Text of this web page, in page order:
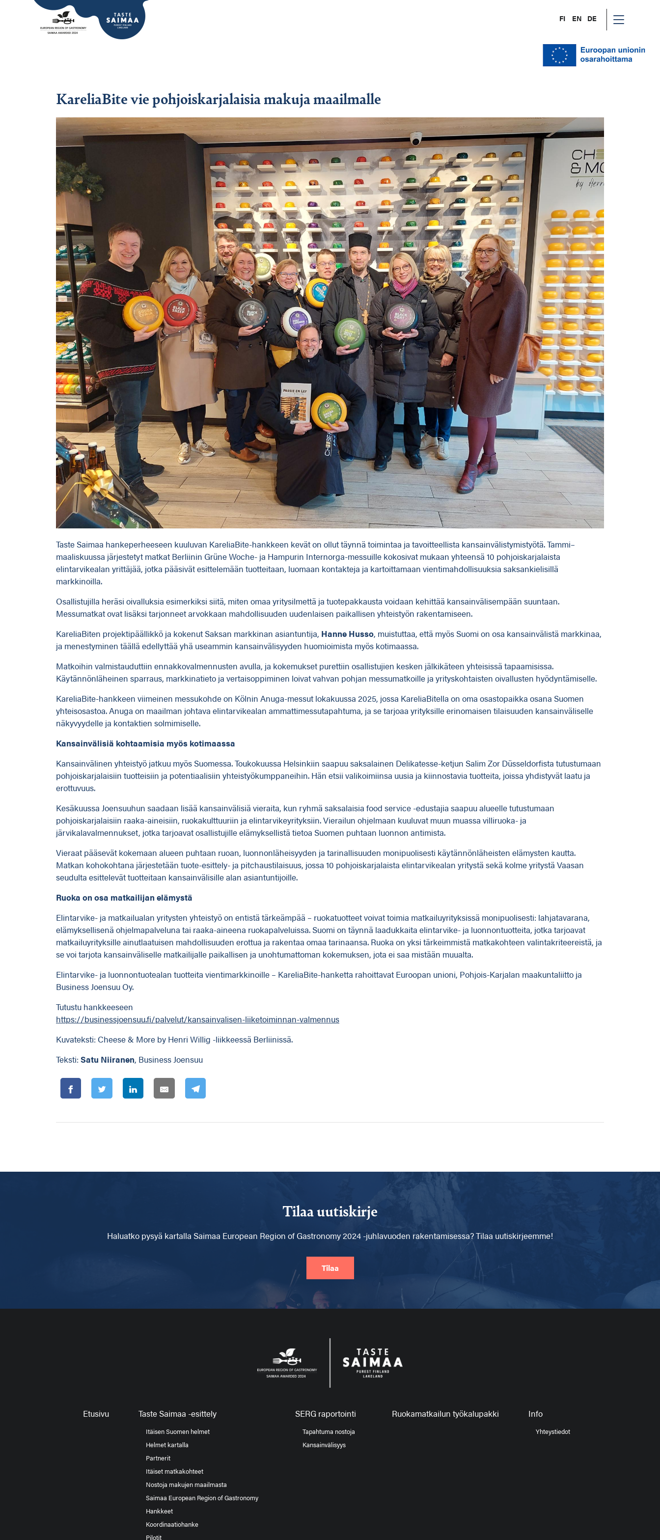
FI EN DE
KareliaBite vie pohjoiskarjalaisia makuja maailmalle
Taste Saimaa hankeperheeseen kuuluvan KareliaBite-hankkeen kevät on ollut täynnä toimintaa ja tavoitteellista kansainvälistymistyötä. Tammi–
maaliskuussa järjestetyt matkat Berliinin Grüne Woche- ja Hampurin Internorga-messuille kokosivat mukaan yhteensä 10 pohjoiskarjalaista
elintarvikealan yrittäjää, jotka pääsivät esittelemään tuotteitaan, luomaan kontakteja ja kartoittamaan vientimahdollisuuksia saksankielisillä
markkinoilla.
Osallistujilla heräsi oivalluksia esimerkiksi siitä, miten omaa yritysilmettä ja tuotepakkausta voidaan kehittää kansainvälisempään suuntaan.
Messumatkat ovat lisäksi tarjonneet arvokkaan mahdollisuuden uudenlaisen paikallisen yhteistyön rakentamiseen.
KareliaBiten projektipäällikkö ja kokenut Saksan markkinan asiantuntija, Hanne Husso, muistuttaa, että myös Suomi on osa kansainvälistä markkinaa,
ja menestyminen täällä edellyttää yhä useammin kansainvälisyyden huomioimista myös kotimaassa.
Matkoihin valmistauduttiin ennakkovalmennusten avulla, ja kokemukset purettiin osallistujien kesken jälkikäteen yhteisissä tapaamisissa.
Käytännönläheinen sparraus, markkinatieto ja vertaisoppiminen loivat vahvan pohjan messumatkoille ja yrityskohtaisten oivallusten hyödyntämiselle.
KareliaBite-hankkeen viimeinen messukohde on Kölnin Anuga-messut lokakuussa 2025, jossa KareliaBitella on oma osastopaikka osana Suomen
yhteisosastoa. Anuga on maailman johtava elintarvikealan ammattimessutapahtuma, ja se tarjoaa yrityksille erinomaisen tilaisuuden kansainväliselle
näkyvyydelle ja kontaktien solmimiselle.
Kansainvälisiä kohtaamisia myös kotimaassa
Kansainvälinen yhteistyö jatkuu myös Suomessa. Toukokuussa Helsinkiin saapuu saksalainen Delikatesse-ketjun Salim Zor Düsseldorfista tutustumaan
pohjoiskarjalaisiin tuotteisiin ja potentiaalisiin yhteistyökumppaneihin. Hän etsii valikoimiinsa uusia ja kiinnostavia tuotteita, joissa yhdistyvät laatu ja
erottuvuus.
Kesäkuussa Joensuuhun saadaan lisää kansainvälisiä vieraita, kun ryhmä saksalaisia food service -edustajia saapuu alueelle tutustumaan
pohjoiskarjalaisiin raaka-aineisiin, ruokakulttuuriin ja elintarvikeyrityksiin. Vierailun ohjelmaan kuuluvat muun muassa villiruoka- ja
järvikalavalmennukset, jotka tarjoavat osallistujille elämyksellistä tietoa Suomen puhtaan luonnon antimista.
Vieraat pääsevät kokemaan alueen puhtaan ruoan, luonnonläheisyyden ja tarinallisuuden monipuolisesti käytännönläheisten elämysten kautta.
Matkan kohokohtana järjestetään tuote-esittely- ja pitchaustilaisuus, jossa 10 pohjoiskarjalaista elintarvikealan yritystä sekä kolme yritystä Vaasan
seudulta esittelevät tuotteitaan kansainvälisille alan asiantuntijoille.
Ruoka on osa matkailijan elämystä
Elintarvike- ja matkailualan yritysten yhteistyö on entistä tärkeämpää – ruokatuotteet voivat toimia matkailuyrityksissä monipuolisesti: lahjatavarana,
elämyksellisenä ohjelmapalveluna tai raaka-aineena ruokapalveluissa. Suomi on täynnä laadukkaita elintarvike- ja luonnontuotteita, jotka tarjoavat
matkailuyrityksille ainutlaatuisen mahdollisuuden erottua ja rakentaa omaa tarinaansa. Ruoka on yksi tärkeimmistä matkakohteen valintakriteereistä, ja
se voi tarjota kansainväliselle matkailijalle paikallisen ja unohtumattoman kokemuksen, jota ei saa mistään muualta.
Elintarvike- ja luonnontuotealan tuotteita vientimarkkinoille – KareliaBite-hanketta rahoittavat Euroopan unioni, Pohjois-Karjalan maakuntaliitto ja
Business Joensuu Oy.
Tutustu hankkeeseen
https://businessjoensuu.fi/palvelut/kansainvalisen-liiketoiminnan-valmennus
Kuvateksti: Cheese & More by Henri Willig -liikkeessä Berliinissä.
Teksti: Satu Niiranen, Business Joensuu
Tilaa uutiskirje
Haluatko pysyä kartalla Saimaa European Region of Gastronomy 2024 -juhlavuoden rakentamisessa? Tilaa uutiskirjeemme!
Tilaa
Etusivu Taste Saimaa -esittely
Itäisen Suomen helmet
Helmet kartalla
Partnerit
Itäiset matkakohteet
Nostoja makujen maailmasta
Saimaa European Region of Gastronomy
Hankkeet
Koordinaatiohanke
Pilotit
SERG raportointi
Tapahtuma nostoja
Kansainvälisyys
Ruokamatkailun työkalupakki Info
Yhteystiedot